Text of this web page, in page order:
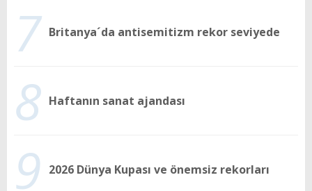
7 Britanya´da antisemitizm rekor seviyede
8 Haftanın sanat ajandası
9 2026 Dünya Kupası ve önemsiz rekorları